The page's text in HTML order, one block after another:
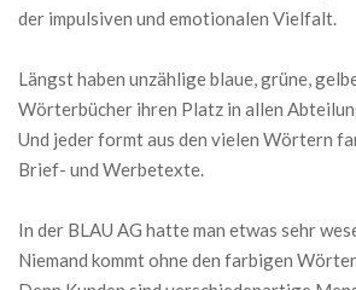
der impulsiven und emotionalen Vielfalt.
Längst haben unzählige blaue, grüne,
Wörterbücher ihren Platz in allen
Und jeder formt aus den vielen Wörtern
Brief- und Werbetexte.
In der BLAU AG hatte man etwas sehr
Niemand kommt ohne den farbigen